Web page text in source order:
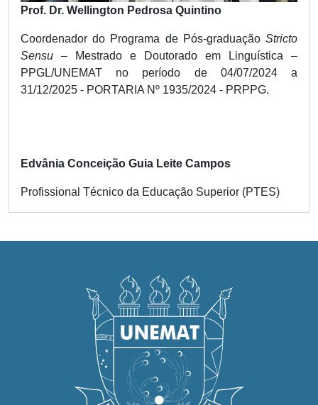
Prof. Dr. Wellington Pedrosa Quintino
Coordenador do Programa de Pós-graduação Stricto
Sensu – Mestrado e Doutorado em Linguística –
PPGL/UNEMAT no período de 04/07/2024 a
31/12/2025 - PORTARIA Nº 1935/2024 - PRPPG.
Edvânia Conceição Guia Leite Campos
Profissional Técnico da Educação Superior (PTES)